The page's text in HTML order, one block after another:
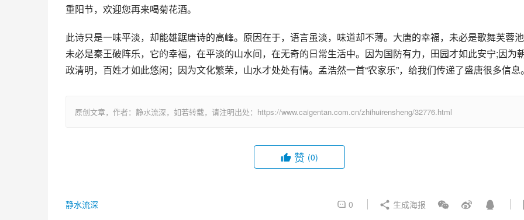
重阳节，欢迎您再来喝菊花酒。
此诗只是一味平淡，却能雄踞唐诗的高峰。原因在于，语言虽淡，味道却不薄。大唐的幸福，未必是歌舞芙蓉
未必是秦王破阵乐，它的幸福，在平淡的山水间，在无奇的日常生活中。因为国防有力，田园才如此安宁;因为
政清明，百姓才如此悠闲；因为文化繁荣，山水才处处有情。孟浩然一首“农家乐”，给我们传递了盛唐很多信息
原创文章，作者：静水流深，如若转载，请注明出处：https://www.caigentan.com.cn/zhihuirensheng/32776.html
赞 (0)
静水流深 0 生成海报